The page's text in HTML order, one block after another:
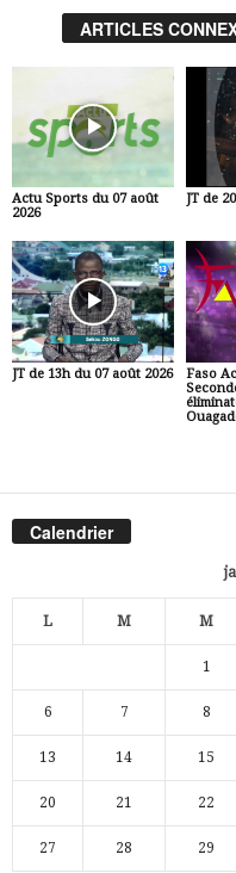
ARTICLES
Actu Sports du 07 août
2026
JT de
JT de 13h du 07 août 2026
Faso
Calendrier
L M M
1
6 7 8
13 14 15
20 21 22
27 28 29